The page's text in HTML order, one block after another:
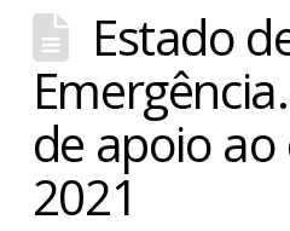
Estado
de apoio
2021